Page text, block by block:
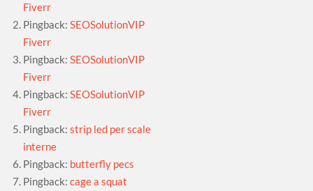
Fiverr
Pingback:SEOSolutionVIP
Fiverr
Pingback:SEOSolutionVIP
Fiverr
Pingback:SEOSolutionVIP
Fiverr
Pingback:strip led per scale
interne
Pingback: butterfly pecs
Pingback:cage a squat